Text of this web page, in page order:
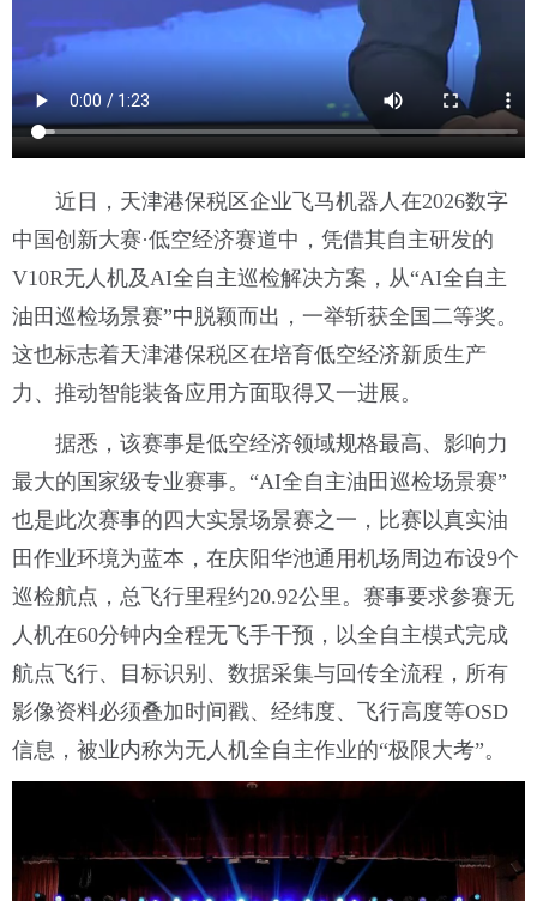
近日，天津港保税区企业飞马机器人在2026数字
中国创新大赛·低空经济赛道中，凭借其自主研发的
V10R无人机及AI全自主巡检解决方案，从“AI全自主
油田巡检场景赛”中脱颖而出，一举斩获全国二等奖。
这也标志着天津港保税区在培育低空经济新质生产
力、推动智能装备应用方面取得又一进展。
据悉，该赛事是低空经济领域规格最高、影响力
最大的国家级专业赛事。“AI全自主油田巡检场景赛”
也是此次赛事的四大实景场景赛之一，比赛以真实油
田作业环境为蓝本，在庆阳华池通用机场周边布设9个
巡检航点，总飞行里程约20.92公里。赛事要求参赛无
人机在60分钟内全程无飞手干预，以全自主模式完成
航点飞行、目标识别、数据采集与回传全流程，所有
影像资料必须叠加时间戳、经纬度、飞行高度等OSD
信息，被业内称为无人机全自主作业的“极限大考”。